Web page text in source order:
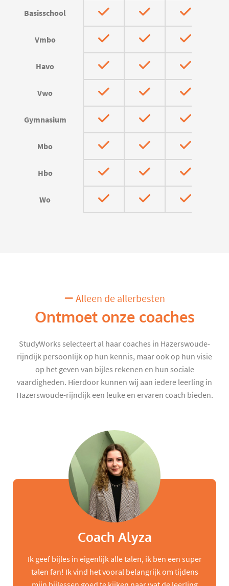
Basisschool
Vmbo
Havo
Vwo
Gymnasium
Mbo
Hbo
Wo
Alleen de allerbesten
Ontmoet onze coaches
StudyWorks selecteert al haar coaches in Hazerswoude-
rijndijk persoonlijk op hun kennis, maar ook op hun visie
op het geven van bijles rekenen en hun sociale
vaardigheden. Hierdoor kunnen wij aan iedere leerling in
Hazerswoude-rijndijk een leuke en ervaren coach bieden.
Coach Alyza
Ik geef bijles in eigenlijk alle talen, ik ben een super
talen fan! Ik vind het vooral belangrijk om tijdens